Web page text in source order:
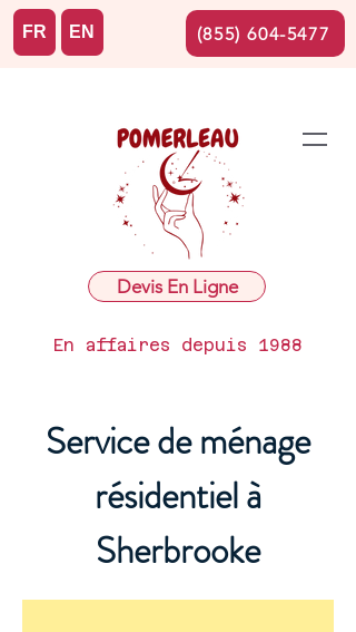
Devis En Ligne
En affaires depuis 1988
FR EN (855) 604-5477
Service de ménage
résidentiel à
Sherbrooke